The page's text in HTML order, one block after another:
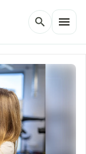
search menu